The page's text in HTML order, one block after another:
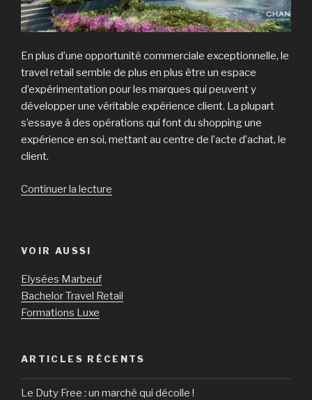
En plus d’une opportunité commerciale exceptionnelle, le
travel retail semble de plus en plus être un espace
d’expérimentation pour les marques qui peuvent y
développer une véritable expérience client. La plupart
s’essaye à des opérations qui font du shopping une
expérience en soi, mettant au centre de l’acte d’achat, le
client.
Continuer la lecture
du
retailtainment »
VOIR AUSSI
Elysées Marbeuf
Bachelor Travel Retail
Formations Luxe
ARTICLES RÉCENTS
Le Duty Free : un marché qui décolle !